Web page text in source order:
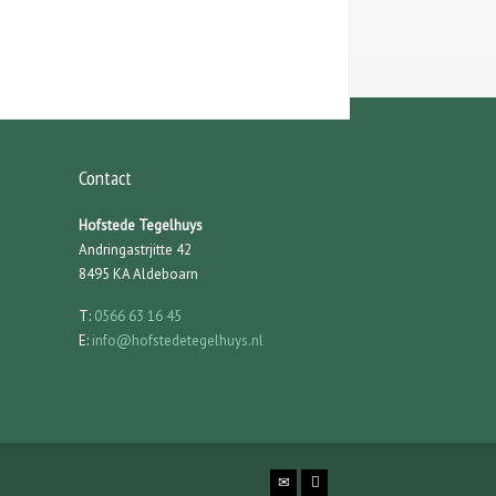
Contact
Hofstede Tegelhuys
Andringastrjitte 42
8495 KA Aldeboarn
T: 0566 63 16 45
E: info@hofstedetegelhuys.nl